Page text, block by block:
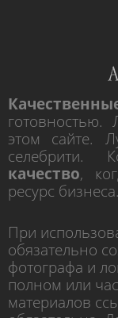
этом сайте.
селебрити.
качество,
ресурс бизнеса.
При
обязательно
фотографа и
полном или
материалов